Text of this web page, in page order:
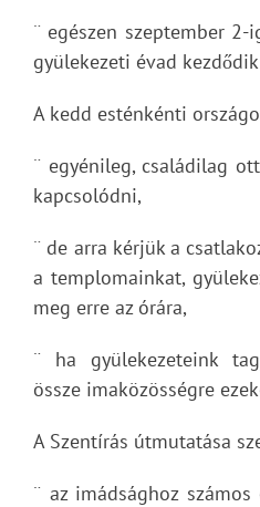
¨ egészen szeptember
gyülekezeti évad
A kedd esténkénti
¨ egyénileg, családilag
kapcsolódni,
¨ de arra kérjük a
a templomainkat,
meg erre az órára,
¨ ha gyülekezeteink
össze imaközösségre
A Szentírás útmutatása
¨ az imádsághoz